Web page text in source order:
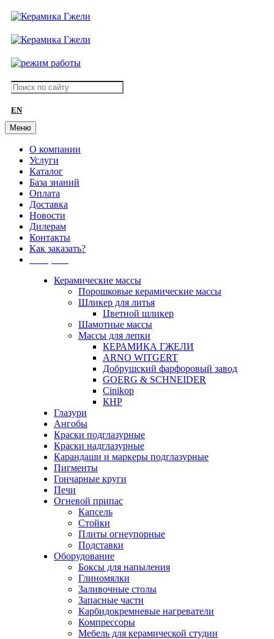
EN
Меню
О компании
Услуги
Каталог
База знаний
Оплата
Доставка
Новости
Дилерам
Контакты
Как заказать?
Керамические массы
Порошковые керамические массы
Шликер для литья
Цветной шликер
Шамотные массы
Массы для лепки
КЕРАМИКА ГЖЕЛИ
ARNO WITGERT
Добрушский фарфоровый завод
GOERG & SCHNEIDER
Cinikop
КНР
Глазури
Ангобы
Краски подглазурные
Краски надглазурные
Карандаши и маркеры подглазурные
Пигменты
Гончарные круги
Печи
Огневой припас
Капсель
Стойки
Плиты огнеупорные
Подставки
Оборудование
Боксы для напыления
Глиномялки
Заливочные столы
Запасные части
Карбидокремневые нагреватели
Компрессоры
Мебель для керамической студии